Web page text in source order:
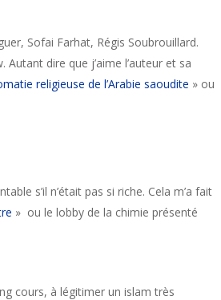
Sofai Farhat, Régis Soubrouillard.
dire que j’aime l’auteur et sa
religieuse de l’Arabie saoudite » ou
s’il n’était pas si riche. Cela m’a fait
» ou le lobby de la chimie présenté
cours, à légitimer un islam très